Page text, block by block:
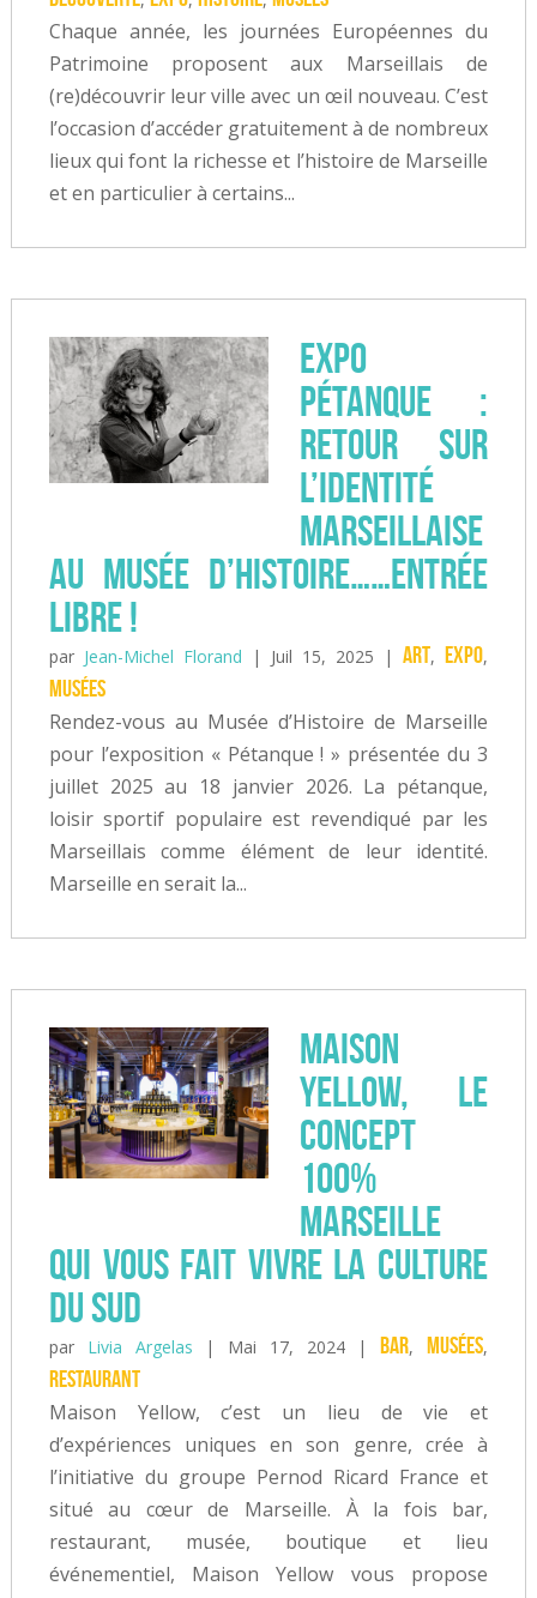
Chaque année, les journées Européennes du
Patrimoine proposent aux Marseillais de
(re)découvrir leur ville avec un œil nouveau. C’est
l’occasion d’accéder gratuitement à de nombreux
lieux qui font la richesse et l’histoire de Marseille
et en particulier à certains...
Expo
Pétanque :
retour sur
l’identité
marseillaise
au Musée d’histoire……entrée
libre !
par Jean-Michel Florand | Juil 15, 2025 |Art, expo,
musées
Rendez-vous au Musée d’Histoire de Marseille
pour l’exposition « Pétanque ! » présentée du 3
juillet 2025 au 18 janvier 2026. La pétanque,
loisir sportif populaire est revendiqué par les
Marseillais comme élément de leur identité.
Marseille en serait la...
Maison
Yellow, le
concept
100%
Marseille
qui vous fait vivre la culture
du Sud
par Livia Argelas | Mai 17, 2024| bar, musées,
Restaurant
Maison Yellow, c’est un lieu de vie et
d’expériences uniques en son genre, crée à
l’initiative du groupe Pernod Ricard France et
situé au cœur de Marseille. À la fois bar,
restaurant, musée, boutique et lieu
événementiel, Maison Yellow vous propose